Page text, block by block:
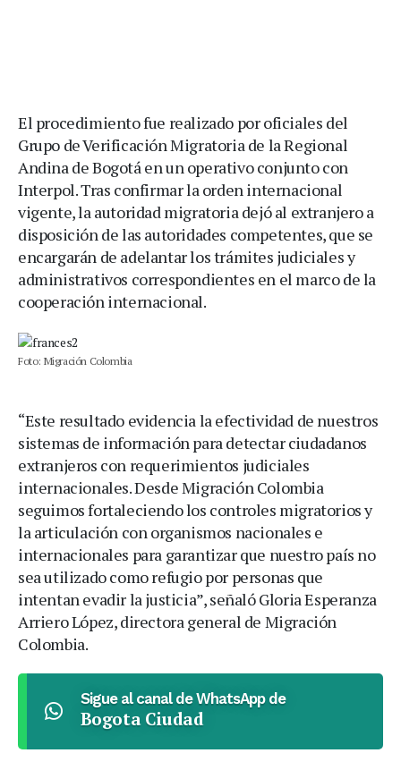
El procedimiento fue realizado por oficiales del
Grupo de Verificación Migratoria de la Regional
Andina de Bogotá en un operativo conjunto con
Interpol. Tras confirmar la orden internacional
vigente, la autoridad migratoria dejó al extranjero a
disposición de las autoridades competentes, que se
encargarán de adelantar los trámites judiciales y
administrativos correspondientes en el marco de la
cooperación internacional.
Foto: Migración Colombia
“Este resultado evidencia la efectividad de nuestros
sistemas de información para detectar ciudadanos
extranjeros con requerimientos judiciales
internacionales. Desde Migración Colombia
seguimos fortaleciendo los controles migratorios y
la articulación con organismos nacionales e
internacionales para garantizar que nuestro país no
sea utilizado como refugio por personas que
intentan evadir la justicia”, señaló Gloria Esperanza
Arriero López, directora general de Migración
Colombia.
Sigue al canal de WhatsApp de
Bogota Ciudad